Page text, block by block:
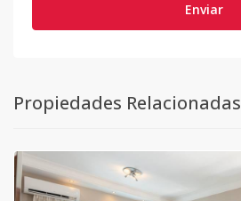
Enviar
Propiedades Relacionadas